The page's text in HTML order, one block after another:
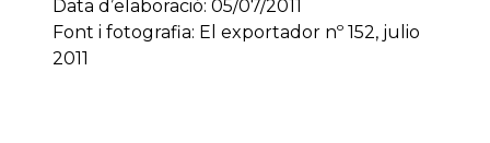
Data d’elaboració: 05/07/2011
Font i fotografia: El exportador nº 152, julio
2011